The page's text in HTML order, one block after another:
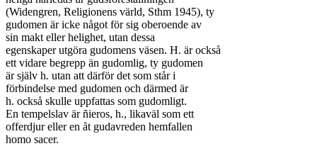
(Widengren, Religionens värld, Sthm 1945), ty
gudomen är icke något för sig oberoende av
sin makt eller helighet, utan dessa
egenskaper utgöra gudomens väsen. H. är också
ett vidare begrepp än gudomlig, ty gudomen
är själv h. utan att därför det som står i
förbindelse med gudomen och därmed är
h. också skulle uppfattas som gudomligt.
En tempelslav är ñieros, h., likaväl som ett
offerdjur eller en åt gudavreden hemfallen
homo sacer.